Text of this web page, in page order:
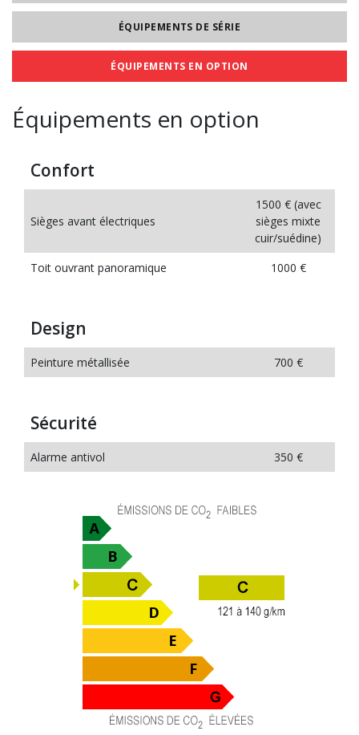
ÉQUIPEMENTS DE SÉRIE
ÉQUIPEMENTS EN OPTION
Équipements en option
Confort
Sièges avant électriques
1500 € (avec
sièges mixte
cuir/suédine)
Toit ouvrant panoramique
1000 €
Design
Peinture métallisée 700 €
Sécurité
Alarme antivol 350 €